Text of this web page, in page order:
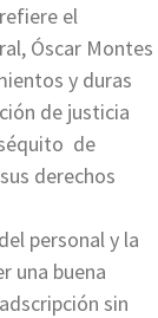
el
Óscar Montes
y duras
de justicia
de
derechos
personal y la
una buena
sin